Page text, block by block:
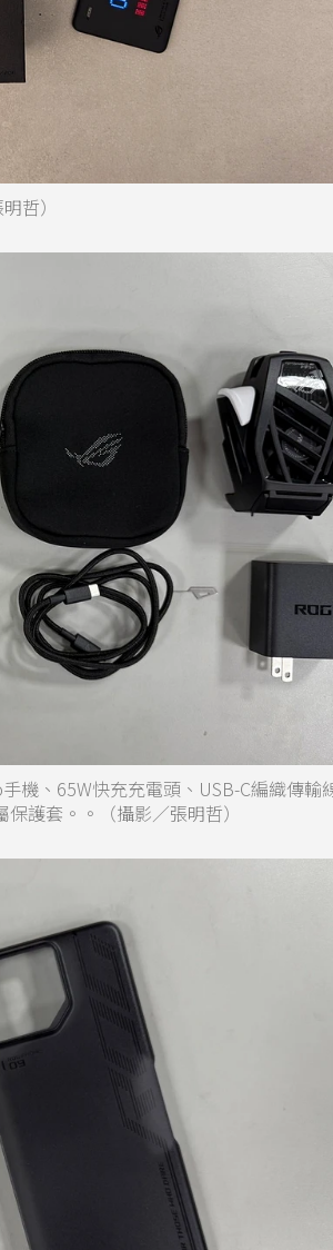
哲）
機、65W快充充電頭、USB-C編織傳輸
護套。。（攝影／張明哲）